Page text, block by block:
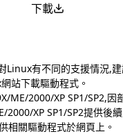
下載
Linux有不同的支援情況,
站下載驅動程式。
ME/2000/XP SP1/SP2,因
2000/XP SP1/SP2提供後
相關驅動程式於網頁上。